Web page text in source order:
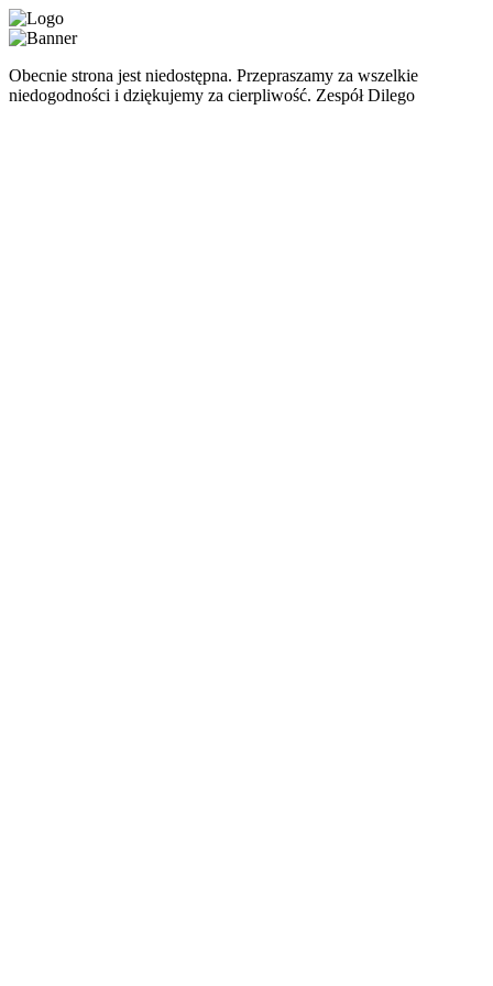
Obecnie strona jest niedostępna. Przepraszamy za wszelkie
niedogodności i dziękujemy za cierpliwość. Zespół Dilego